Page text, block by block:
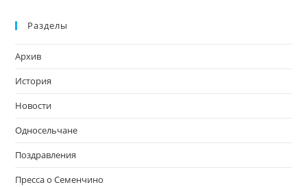
Разделы
Архив
История
Новости
Односельчане
Поздравления
Пресса о Семенчино